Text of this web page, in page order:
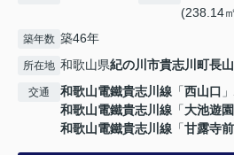
(238.14
築年数 築46年
所在地 和歌山県紀の川市貴志川町長山
交通 和歌山電鐵貴志川線 「西山口
和歌山電鐵貴志川線 「大池遊園
和歌山電鐵貴志川線 「甘露寺前